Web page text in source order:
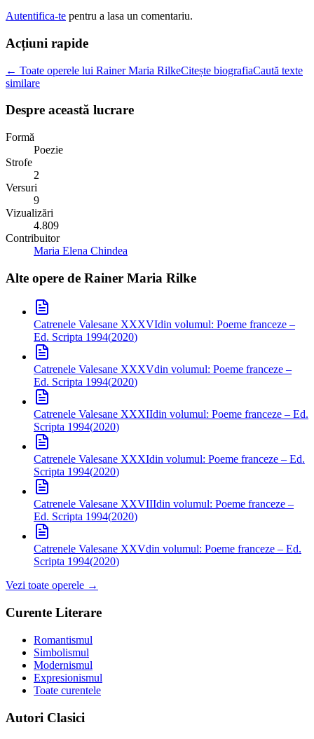
Autentifica-te pentru a lasa un comentariu.
Acțiuni rapide
← Toate operele lui Rainer Maria RilkeCitește biografiaCaută texte
similare
Despre această lucrare
Formă
Poezie
Strofe
2
Versuri
9
Vizualizări
4.809
Contribuitor
Maria Elena Chindea
Alte opere de Rainer Maria Rilke
Catrenele Valesane XXXVIdin volumul: Poeme franceze –
Ed. Scripta 1994(2020)
Catrenele Valesane XXXVdin volumul: Poeme franceze –
Ed. Scripta 1994(2020)
Catrenele Valesane XXXIIdin volumul: Poeme franceze – Ed.
Scripta 1994(2020)
Catrenele Valesane XXXIdin volumul: Poeme franceze – Ed.
Scripta 1994(2020)
Catrenele Valesane XXVIIIdin volumul: Poeme franceze –
Ed. Scripta 1994(2020)
Catrenele Valesane XXVdin volumul: Poeme franceze – Ed.
Scripta 1994(2020)
Vezi toate operele →
Curente Literare
Romantismul
Simbolismul
Modernismul
Expresionismul
Toate curentele
Autori Clasici